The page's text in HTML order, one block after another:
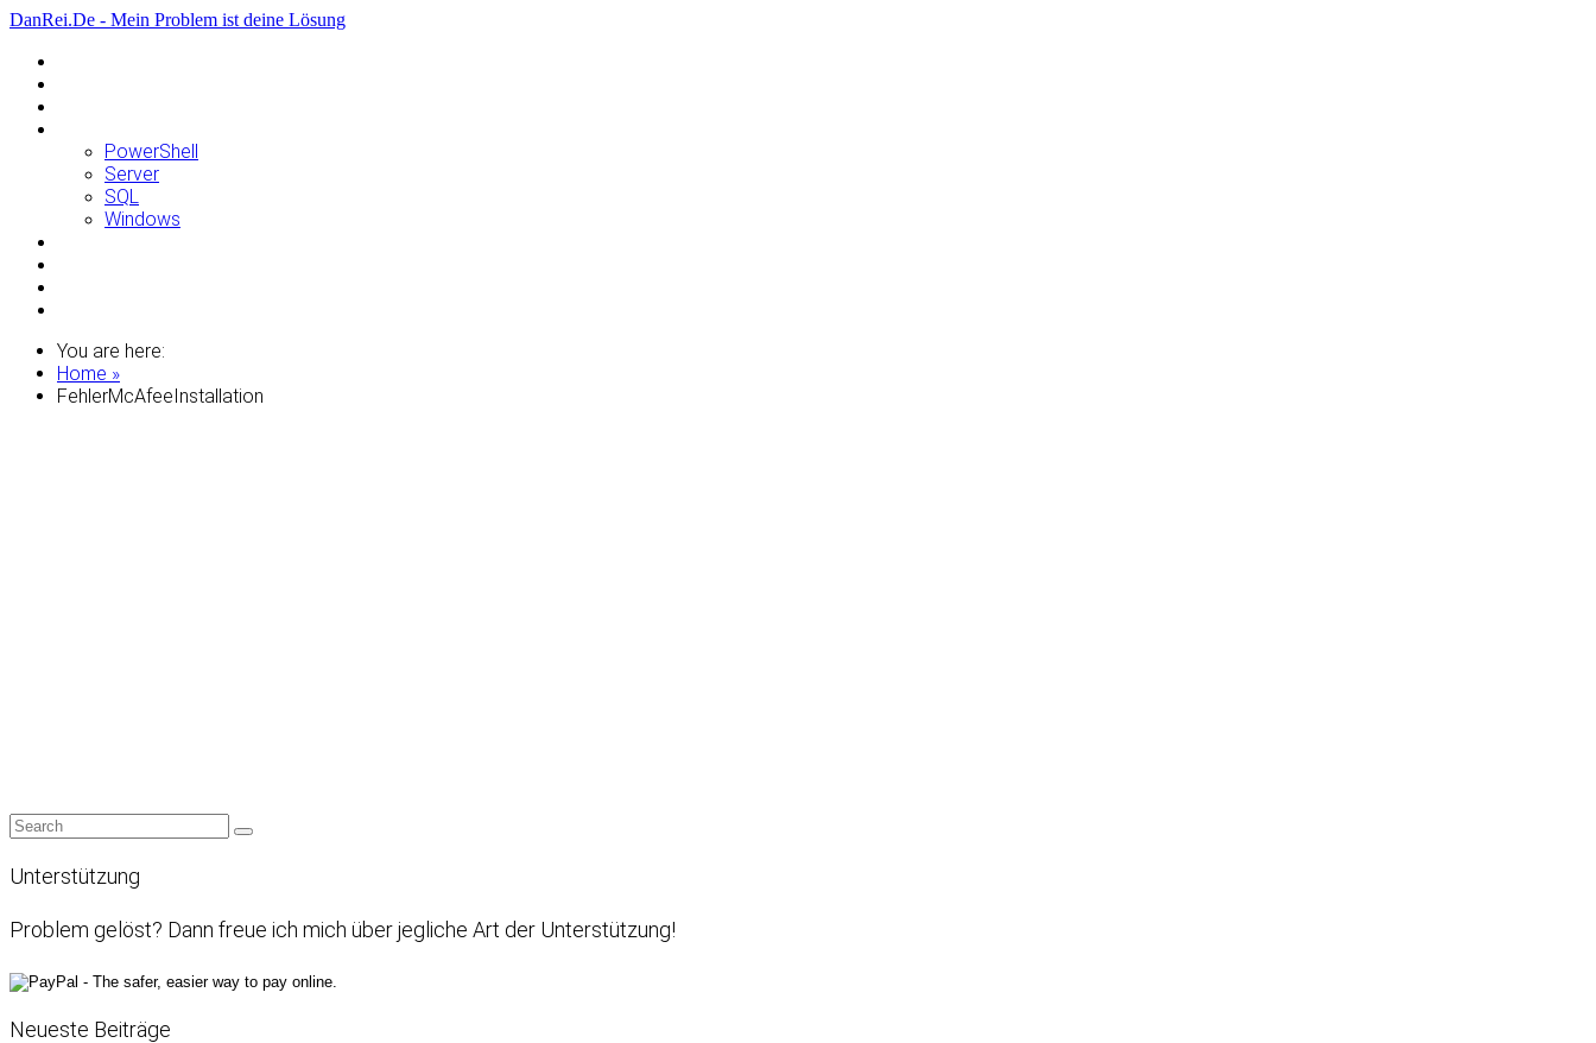
DanRei.De - Mein Problem ist deine Lösung
PowerShell
Server
SQL
Windows
You are here:
Home »
FehlerMcAfeeInstallation
Unterstützung
Problem gelöst? Dann freue ich mich über jegliche Art der Unterstützung!
Neueste Beiträge